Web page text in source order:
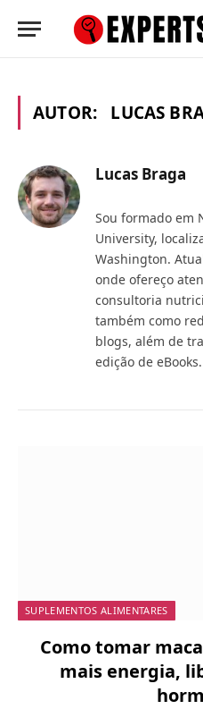
AUTOR: LUCAS
Lucas Braga
Sou formado em
University,
Washington.
onde ofereço
consultoria
também como
blogs, além de
edição de eBooks.
SUPLEMENTOS ALIMENTARES
Como tomar
mais energia,